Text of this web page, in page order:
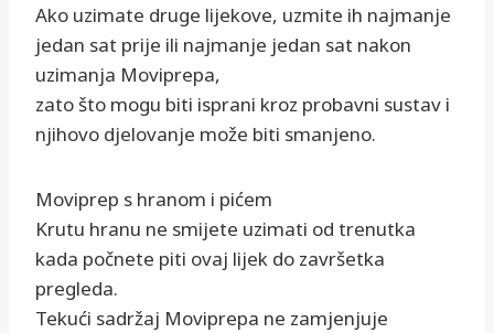
Ako uzimate druge lijekove, uzmite ih najmanje
jedan sat prije ili najmanje jedan sat nakon
uzimanja Moviprepa,
zato što mogu biti isprani kroz probavni sustav i
njihovo djelovanje može biti smanjeno.
Moviprep s hranom i pićem
Krutu hranu ne smijete uzimati od trenutka
kada počnete piti ovaj lijek do završetka
pregleda.
Tekući sadržaj Moviprepa ne zamjenjuje